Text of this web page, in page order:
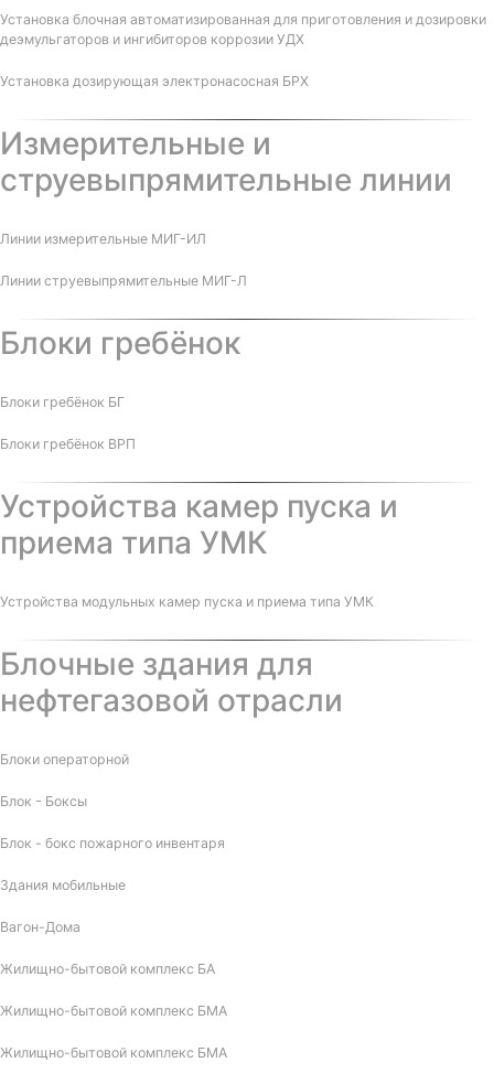
Установка блочная автоматизированная для приготовления и дозировки
деэмульгаторов и ингибиторов коррозии УДХ
Установка дозирующая электронасосная БРХ
Измерительные и
струевыпрямительные линии
Линии измерительные МИГ-ИЛ
Линии струевыпрямительные МИГ-Л
Блоки гребёнок
Блоки гребёнок БГ
Блоки гребёнок ВРП
Устройства камер пуска и
приема типа УМК
Устройства модульных камер пуска и приема типа УМК
Блочные здания для
нефтегазовой отрасли
Блоки операторной
Блок - Боксы
Блок - бокс пожарного инвентаря
Здания мобильные
Вагон-Дома
Жилищно-бытовой комплекс БА
Жилищно-бытовой комплекс БМА
Жилищно-бытовой комплекс БМА